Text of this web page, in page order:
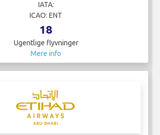
IATA:
ICAO: ENT
18
Ugentlige flyvninger
Mere info